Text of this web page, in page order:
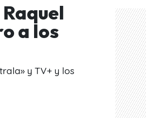
a los
y TV+ y los